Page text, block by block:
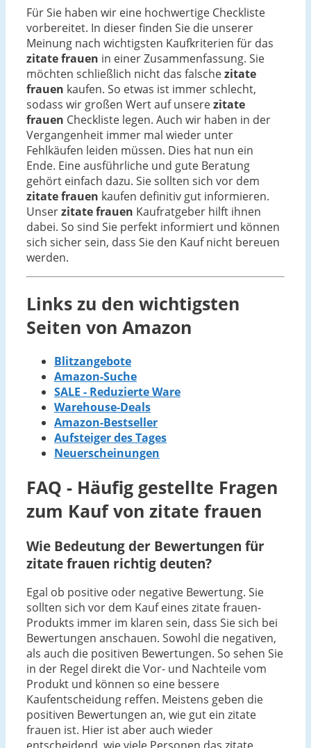
Für Sie haben wir eine hochwertige Checkliste
vorbereitet. In dieser finden Sie die unserer
Meinung nach wichtigsten Kaufkriterien für das
zitate frauen in einer Zusammenfassung. Sie
möchten schließlich nicht das falschezitate
frauen kaufen. So etwas ist immer schlecht,
sodass wir großen Wert auf unserezitate
frauen Checkliste legen. Auch wir haben in der
Vergangenheit immer mal wieder unter
Fehlkäufen leiden müssen. Dies hat nun ein
Ende. Eine ausführliche und gute Beratung
gehört einfach dazu. Sie sollten sich vor dem
zitate frauen kaufen definitiv gut informieren.
Unserzitate frauen Kaufratgeber hilft ihnen
dabei. So sind Sie perfekt informiert und können
sich sicher sein, dass Sie den Kauf nicht bereuen
werden.
Links zu den wichtigsten
Seiten von Amazon
Blitzangebote
Amazon-Suche
SALE - Reduzierte Ware
Warehouse-Deals
Amazon-Bestseller
Aufsteiger des Tages
Neuerscheinungen
FAQ - Häufig gestellte Fragen
zum Kauf von zitate frauen
Wie Bedeutung der Bewertungen für
zitate frauen richtig deuten?
Egal ob positive oder negative Bewertung. Sie
sollten sich vor dem Kauf eines zitate frauen-
Produkts immer im klaren sein, dass Sie sich bei
Bewertungen anschauen. Sowohl die negativen,
als auch die positiven Bewertungen. So sehen Sie
in der Regel direkt die Vor- und Nachteile vom
Produkt und können so eine bessere
Kaufentscheidung reffen. Meistens geben die
positiven Bewertungen an, wie gut ein zitate
frauen ist. Hier ist aber auch wieder